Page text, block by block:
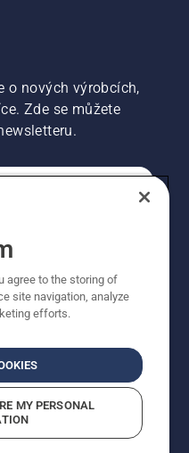
o nových výrobcích,
Zde se můžete
agree to the storing of
site navigation, analyze
efforts.
MY PERSONAL